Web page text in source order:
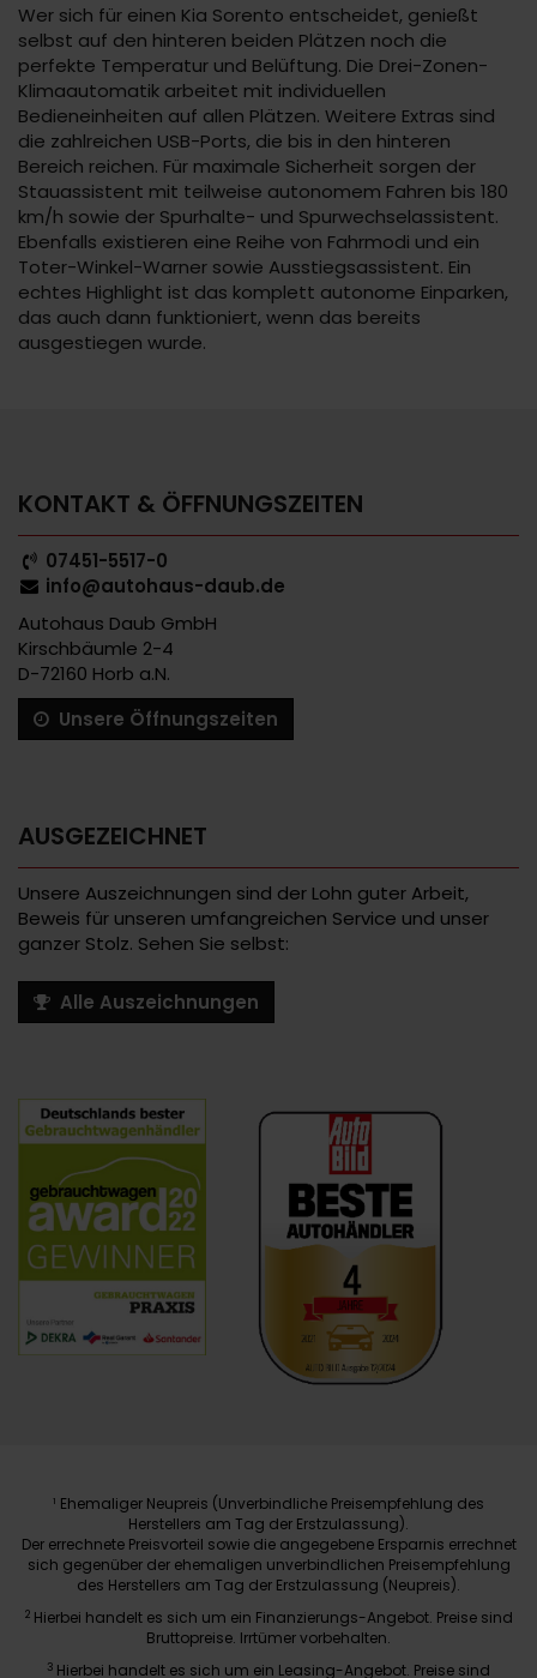
Wer sich für einen Kia Sorento entscheidet, genießt
selbst auf den hinteren beiden Plätzen noch die
perfekte Temperatur und Belüftung. Die Drei-Zonen-
Klimaautomatik arbeitet mit individuellen
Bedieneinheiten auf allen Plätzen. Weitere Extras sind
die zahlreichen USB-Ports, die bis in den hinteren
Bereich reichen. Für maximale Sicherheit sorgen der
Stauassistent mit teilweise autonomem Fahren bis 180
km/h sowie der Spurhalte- und Spurwechselassistent.
Ebenfalls existieren eine Reihe von Fahrmodi und ein
Toter-Winkel-Warner sowie Ausstiegsassistent. Ein
echtes Highlight ist das komplett autonome Einparken,
das auch dann funktioniert, wenn das bereits
ausgestiegen wurde.
KONTAKT & ÖFFNUNGSZEITEN
07451-5517-0
info@autohaus-daub.de
Autohaus Daub GmbH
Kirschbäumle 2-4
D-72160 Horb a.N.
Unsere Öffnungszeiten
AUSGEZEICHNET
Unsere Auszeichnungen sind der Lohn guter Arbeit,
Beweis für unseren umfangreichen Service und unser
ganzer Stolz. Sehen Sie selbst:
Alle Auszeichnungen
1 Ehemaliger Neupreis (Unverbindliche Preisempfehlung des
Herstellers am Tag der Erstzulassung).
Der errechnete Preisvorteil sowie die angegebene Ersparnis errechnet
sich gegenüber der ehemaligen unverbindlichen Preisempfehlung
des Herstellers am Tag der Erstzulassung (Neupreis).
2 Hierbei handelt es sich um ein Finanzierungs-Angebot. Preise sind
Bruttopreise. Irrtümer vorbehalten.
3 Hierbei handelt es sich um ein Leasing-Angebot. Preise sind